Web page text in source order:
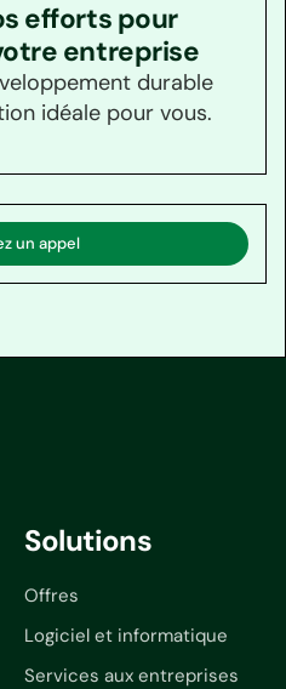
efforts pour
entreprise
durable
idéale pour vous.
un appel
Solutions
Offres
Logiciel et informatique
Services aux entreprises